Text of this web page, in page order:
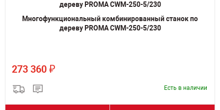
Многофункциональный комбинированный станок по
дереву PROMA CWM-250-5/230
273 360 ₽
Есть в наличии